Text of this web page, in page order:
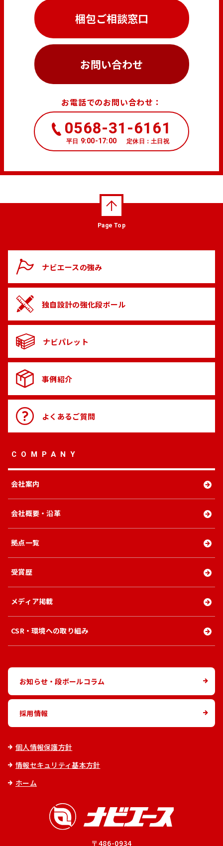
梱包ご相談窓口
お問い合わせ
お電話でのお問い合わせ：
0568-31-6161
平日 9:00-17:00 定休日：土日祝
Page Top
〒486-0934
個人情報保護方針
情報セキュリティ基本方針
ホーム
ナビエースの強み
独自設計の強化段ボール
ナビパレット
事例紹介
よくあるご質問
COMPANY
会社案内
会社概要・沿革
拠点一覧
受賞歴
メディア掲載
CSR・環境への取り組み
お知らせ・段ボールコラム
採用情報